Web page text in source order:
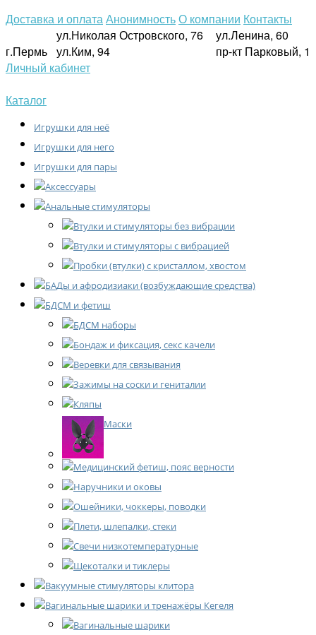
Доставка и оплатаАнонимностьО компании Контакты
г.Пермь
ул.Николая Островского, 76
ул.Ким, 94
ул.Ленина, 60
пр-кт Парковый, 1
Личный кабинет
Каталог
Игрушки для неё
Игрушки для него
Игрушки для пары
Аксессуары
Анальные стимуляторы
Втулки и стимуляторы без вибрации
Втулки и стимуляторы с вибрацией
Пробки (втулки) с кристаллом, хвостом
БАДы и афродизиаки (возбуждающие средства)
БДСМ и фетиш
БДСМ наборы
Бондаж и фиксация, секс качели
Веревки для связывания
Зажимы на соски и гениталии
Кляпы
Маски
Медицинский фетиш, пояс верности
Наручники и оковы
Ошейники, чоккеры, поводки
Плети, шлепалки, стеки
Свечи низкотемпературные
Щекоталки и тиклеры
Вакуумные стимуляторы клитора
Вагинальные шарики и тренажёры Кегеля
Вагинальные шарики